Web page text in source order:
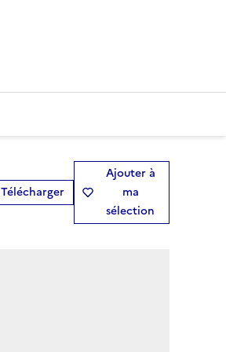
Télécharger
Ajouter à
ma
sélection